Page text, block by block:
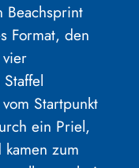
Beachsprint
Format, den
Startpunkt
ein Priel,
zum